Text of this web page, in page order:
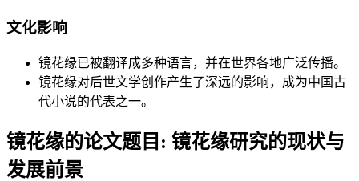
文化影响
镜花缘已被翻译成多种语言，并在世界各地广泛传播。
镜花缘对后世文学创作产生了深远的影响，成为中国古
代小说的代表之一。
镜花缘的论文题目: 镜花缘研究的现状与
发展前景